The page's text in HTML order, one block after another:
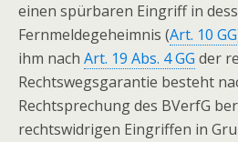
einen spürbaren Eingriff in
Fernmeldegeheimnis (Art. 10 GG
ihm nach Art. 19 Abs. 4 GG der
Rechtswegsgarantie besteht
Rechtsprechung des BVerfG
rechtswidrigen Eingriffen in